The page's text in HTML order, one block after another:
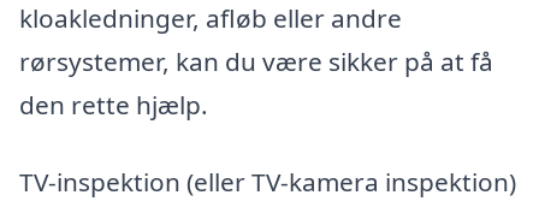
kloakledninger, afløb eller andre
rørsystemer, kan du være sikker på at få
den rette hjælp.
TV-inspektion (eller TV-kamera inspektion)